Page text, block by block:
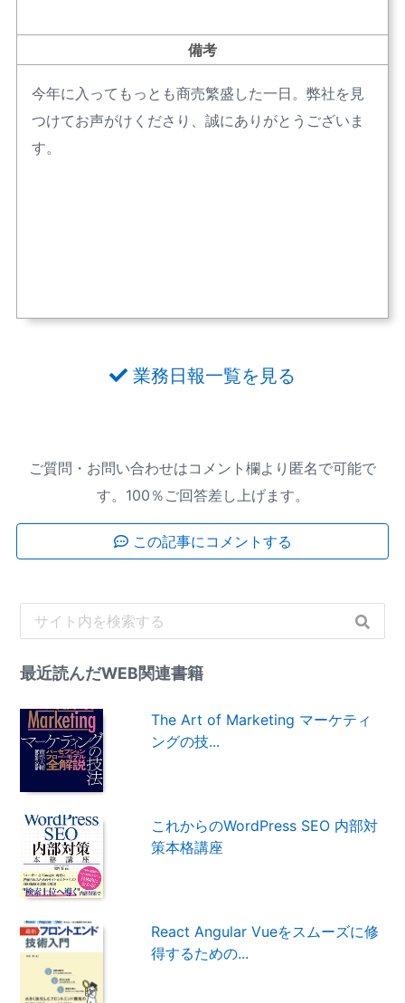
備考
今年に入ってもっとも商売繁盛した一日。弊社を見
つけてお声がけくださり、誠にありがとうございま
す。
業務日報一覧を見る
ご質問・お問い合わせはコメント欄より匿名で可能で
す。100％ご回答差し上げます。
この記事にコメントする
最近読んだWEB関連書籍
The Art of Marketing マーケティ
ングの技...
これからのWordPress SEO 内部対
策本格講座
React Angular Vueをスムーズに修
得するための...